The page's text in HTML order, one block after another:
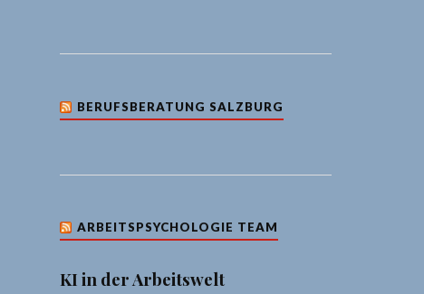
BERUFSBERATUNG SALZBURG
ARBEITSPSYCHOLOGIE TEAM
KI in der Arbeitswelt